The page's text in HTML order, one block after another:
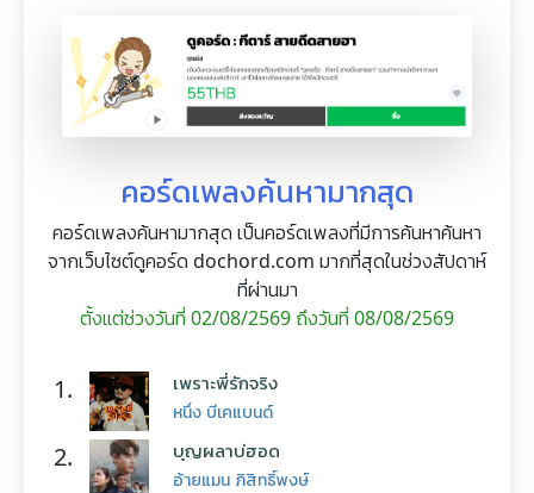
คอร์ดเพลงค้นหามากสุด
คอร์ดเพลงค้นหามากสุด เป็นคอร์ดเพลงที่มีการค้นหาค้นหา
จากเว็บไซต์ดูคอร์ด dochord.com มากที่สุดในช่วงสัปดาห์
ที่ผ่านมา
ตั้งแต่ช่วงวันที่ 02/08/2569 ถึงวันที่ 08/08/2569
1. เพราะพี่รักจริง
หนึ่ง บีเคแบนด์
2. บุญผลาบ่ฮอด
อ้ายแมน ภิสิทธิ์พงษ์